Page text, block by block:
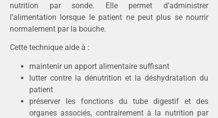
nutrition par sonde. Elle permet d’administrer
l’alimentation lorsque le patient ne peut plus se nourrir
normalement par la bouche.
Cette technique aide à :
maintenir un apport alimentaire suffisant
lutter contre la dénutrition et la déshydratation du
patient
préserver les fonctions du tube digestif et des
organes associés, contrairement à la nutrition par